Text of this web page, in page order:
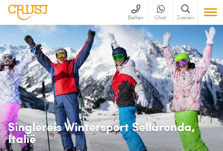
Bellen Chat Zoeken
Singlereis Wintersport Sellaronda,
Italië